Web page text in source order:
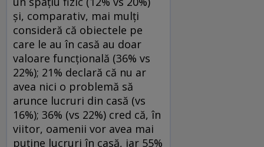
și, comparativ, mai mulți
consideră că obiectele pe
care le au în casă au doar
valoare funcțională (36% vs
22%); 21% declară că nu ar
avea nici o problemă să
arunce lucruri din casă (vs
16%); 36% (vs 22%) cred că, în
viitor, oamenii vor avea mai
puține lucruri în casă, iar 55%